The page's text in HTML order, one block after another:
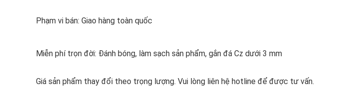
Phạm vi bán: Giao hàng toàn quốc
Miễn phí trọn đời: Đánh bóng, làm sạch sản phẩm, gắn đá Cz dưới 3 mm
Giá sản phẩm thay đổi theo trọng lượng. Vui lòng liên hệ hotline để được tư vấn.